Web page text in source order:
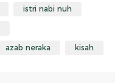
istri nabi nuh
azab neraka kisah